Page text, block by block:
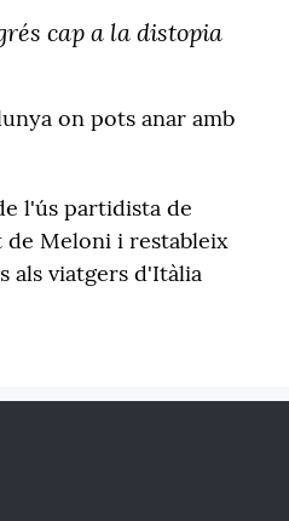
cap a la distopia
on pots anar amb
l'ús partidista de
de Meloni i restableix
viatgers d'Itàlia